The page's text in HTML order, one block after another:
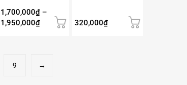
1,700,000₫ –
1,950,000₫Khoảng
đến
tùy
chọn
chọn
320,000₫
9 →